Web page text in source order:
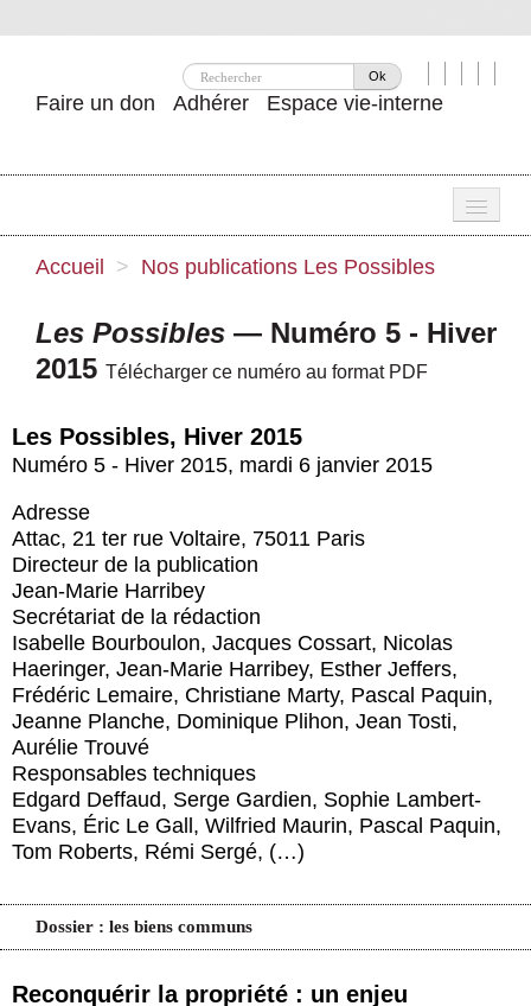
Ok
Faire un don Adhérer Espace vie-interne
Nos idées
Publications
Actus et médias
Boutique
Accueil > Nos publications Les Possibles
Les Possibles — Numéro 5 - Hiver
2015 Télécharger ce numéro au format PDF
Les Possibles, Hiver 2015
Numéro 5 - Hiver 2015, mardi 6 janvier 2015
Adresse
Attac, 21 ter rue Voltaire, 75011 Paris
Directeur de la publication
Jean-Marie Harribey
Secrétariat de la rédaction
Isabelle Bourboulon, Jacques Cossart, Nicolas
Haeringer, Jean-Marie Harribey, Esther Jeffers,
Frédéric Lemaire, Christiane Marty, Pascal Paquin,
Jeanne Planche, Dominique Plihon, Jean Tosti,
Aurélie Trouvé
Responsables techniques
Edgard Deffaud, Serge Gardien, Sophie Lambert-
Evans, Éric Le Gall, Wilfried Maurin, Pascal Paquin,
Tom Roberts, Rémi Sergé, (…)
Dossier : les biens communs
Reconquérir la propriété : un enjeu